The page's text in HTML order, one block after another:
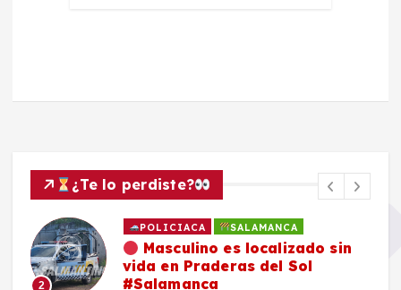
¿Te lo perdiste?
2
POLICIACA SALAMANCA
Masculino es localizado sin
vida en Praderas del Sol
#Salamanca